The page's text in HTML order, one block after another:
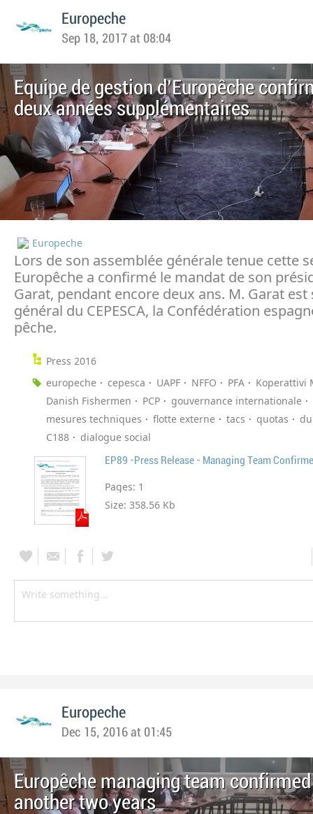
Europeche
Sep 18, 2017 at 08:04
Equipe de gestion d'Europêche
deux années supplémentaires
Europeche
Lors de son assemblée générale tenue cette
Europêche a confirmé le mandat de son
Garat, pendant encore deux ans. M. Garat est
général du CEPESCA, la Confédération
pêche.
Press 2016
europeche
cepesca UAPF NFFO PFA
Koperattivi
Danish Fishermen
PCP
gouvernance internationale
mesures techniques
flotte externe tacs quotas
C188
dialogue social
EP89 -Press Release - Managing Team
Pages: 1
Size: 358.56 Kb
Europeche
Dec 15, 2016 at 01:45
Europêche managing team
another two years